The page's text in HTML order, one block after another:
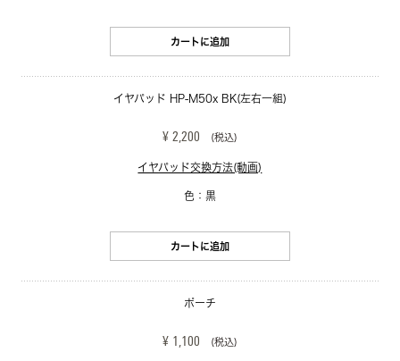
カートに追加
イヤパッド HP-M50x BK(左右一組)
¥ 2,200 (税込)
イヤパッド交換方法(動画)
色：黒
カートに追加
ポーチ
¥ 1,100 (税込)